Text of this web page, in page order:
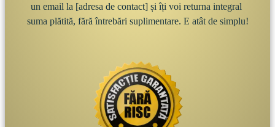
un email la [adresa de contact] și îți voi returna integral
suma plătită, fără întrebări suplimentare. E atât de simplu!